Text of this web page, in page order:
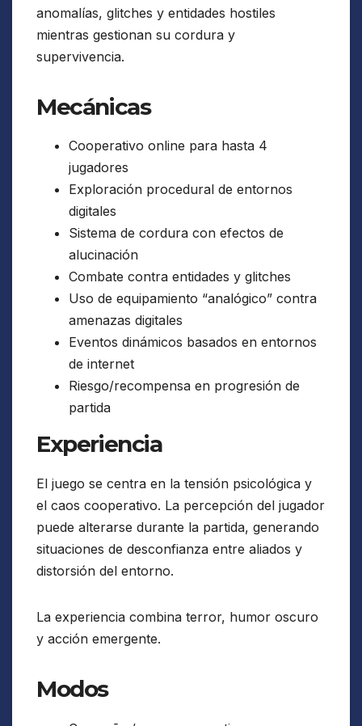
anomalías, glitches y entidades hostiles
mientras gestionan su cordura y
supervivencia.
Mecánicas
Cooperativo online para hasta 4
jugadores
Exploración procedural de entornos
digitales
Sistema de cordura con efectos de
alucinación
Combate contra entidades y glitches
Uso de equipamiento “analógico” contra
amenazas digitales
Eventos dinámicos basados en entornos
de internet
Riesgo/recompensa en progresión de
partida
Experiencia
El juego se centra en la tensión psicológica y
el caos cooperativo. La percepción del jugador
puede alterarse durante la partida, generando
situaciones de desconfianza entre aliados y
distorsión del entorno.
La experiencia combina terror, humor oscuro
y acción emergente.
Modos